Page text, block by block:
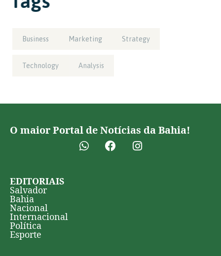
Business Marketing Strategy
Technology Analysis
O maior Portal de Notícias da Bahia!
EDITORIAIS
Salvador
Bahia
Nacional
Internacional
Política
Esporte